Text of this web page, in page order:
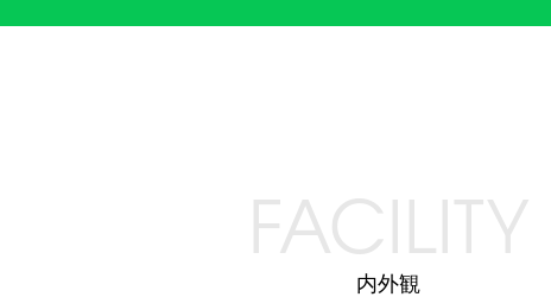
FACILITY
内外観